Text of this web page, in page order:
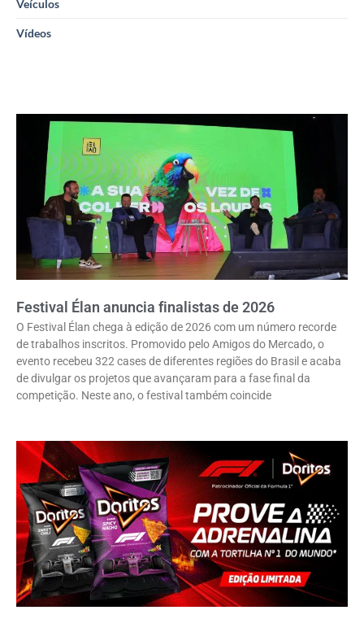
Veículos
Vídeos
Festival Élan anuncia finalistas de 2026
O Festival Élan chega à edição de 2026 com um número recorde
de trabalhos inscritos. Promovido pelo Amigos do Mercado, o
evento recebeu 322 cases de diferentes regiões do Brasil e acaba
de divulgar os projetos que avançaram para a fase final da
competição. Neste ano, o festival também coincide